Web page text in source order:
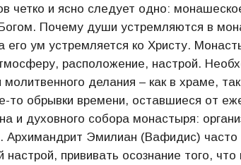
четко и ясно следует одно:
Почему души устремляются в
его ум устремляется ко Христу.
расположение, настрой.
делания – как в храме,
то обрывки времени, оставшиеся от
и духовного собора монастыря:
Архимандрит Эмилиан (Вафидис) часто
настрой, прививать осознание того,